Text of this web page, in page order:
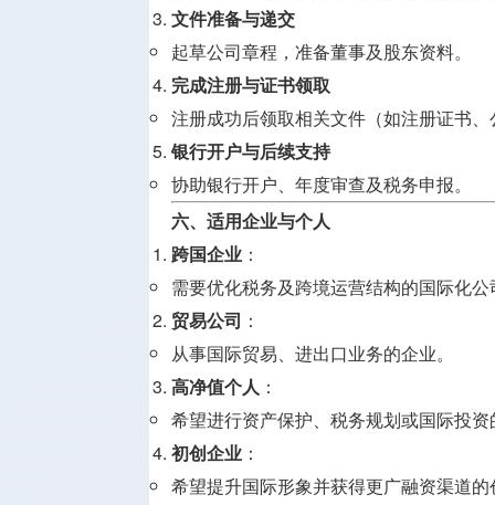
文件准备与递交
起草公司章程，准备董事及股东资料。
完成注册与证书领取
注册成功后领取相关文件（如注册证书
银行开户与后续支持
协助银行开户、年度审查及税务申报。
六、适用企业与个人
跨国企业 ：
需要优化税务及跨境运营结构的国际化公
贸易公司 ：
从事国际贸易、进出口业务的企业。
高净值个人 ：
希望进行资产保护、税务规划或国际投
初创企业 ：
希望提升国际形象并获得更广融资渠道